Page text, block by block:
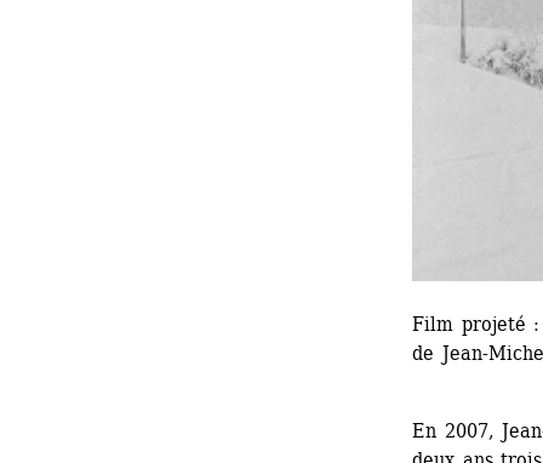
Film projeté
de Jean-
En 2007,